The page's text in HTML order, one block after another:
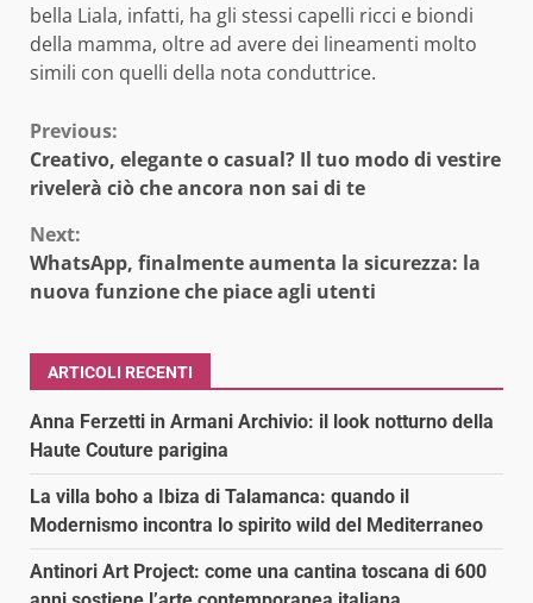
bella Liala, infatti, ha gli stessi capelli ricci e biondi
della mamma, oltre ad avere dei lineamenti molto
simili con quelli della nota conduttrice.
Continue
Reading
Previous:
Creativo, elegante o casual? Il tuo modo di vestire
rivelerà ciò che ancora non sai di te
Next:
WhatsApp, finalmente aumenta la sicurezza: la
nuova funzione che piace agli utenti
ARTICOLI RECENTI
Anna Ferzetti in Armani Archivio: il look notturno della
Haute Couture parigina
La villa boho a Ibiza di Talamanca: quando il
Modernismo incontra lo spirito wild del Mediterraneo
Antinori Art Project: come una cantina toscana di 600